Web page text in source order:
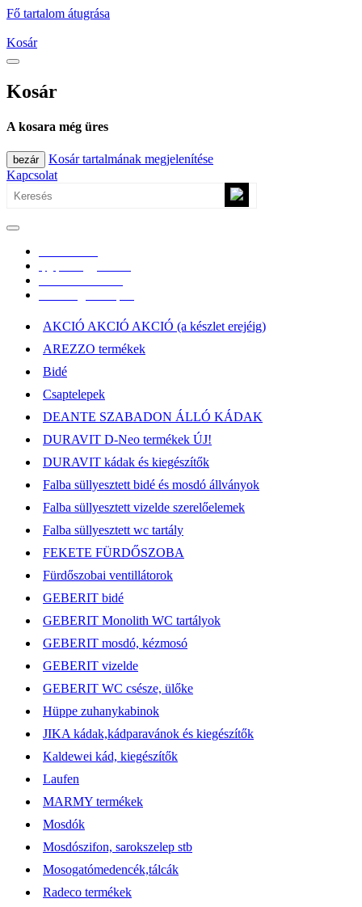
Fő tartalom átugrása
Kosár
Kosár
A kosara még üres
bezár
Kosár tartalmának megjelenítése
Kapcsolat
AKCIÓ AKCIÓ AKCIÓ (a készlet erejéig)
AREZZO termékek
Bidé
Csaptelepek
DEANTE SZABADON ÁLLÓ KÁDAK
DURAVIT D-Neo termékek ÚJ!
DURAVIT kádak és kiegészítők
Falba süllyesztett bidé és mosdó állványok
Falba süllyesztett vizelde szerelőelemek
Falba süllyesztett wc tartály
FEKETE FÜRDŐSZOBA
Fürdőszobai ventillátorok
GEBERIT bidé
GEBERIT Monolith WC tartályok
GEBERIT mosdó, kézmosó
GEBERIT vizelde
GEBERIT WC csésze, ülőke
Hüppe zuhanykabinok
JIKA kádak,kádparavánok és kiegészítők
Kaldewei kád, kiegészítők
Laufen
MARMY termékek
Mosdók
Mosdószifon, sarokszelep stb
Mosogatómedencék,tálcák
Radeco termékek